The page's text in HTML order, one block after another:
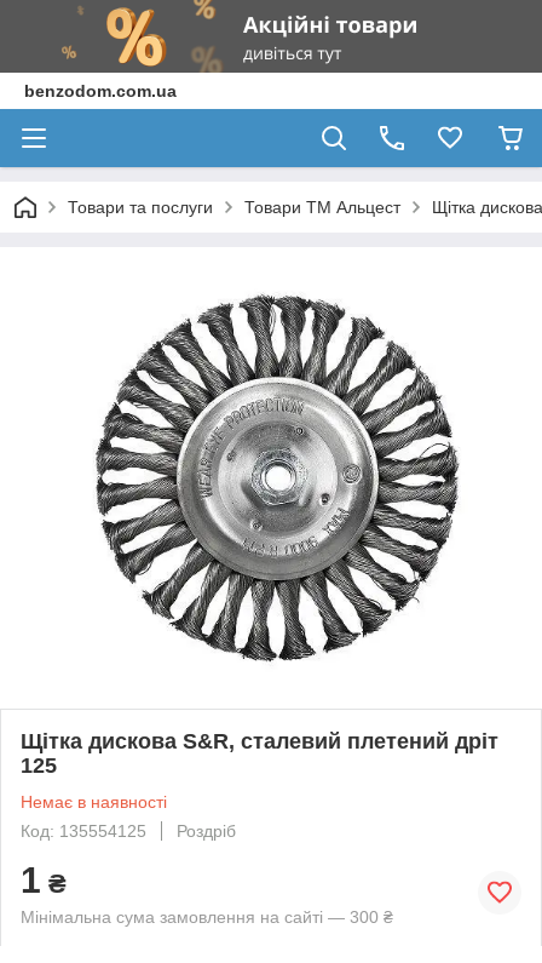
benzodom.com.ua
Товари та послуги Товари ТМ Альцест Щітка
Щітка дискова S&R, сталевий плетений дріт
125
Немає в наявності
Код: 135554125
Роздріб
1 ₴
Мінімальна сума замовлення на сайті — 300 ₴